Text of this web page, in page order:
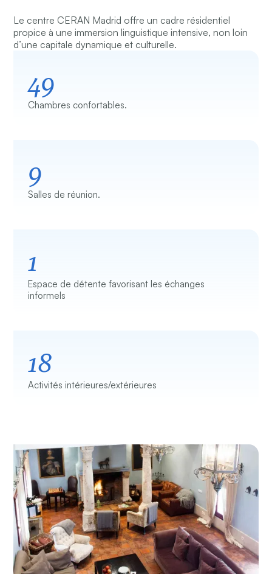
Le centre CERAN Madrid offre un cadre résidentiel
propice à une immersion linguistique intensive, non loin
d’une capitale dynamique et culturelle.
49
Chambres confortables.
9
Salles de réunion.
1
Espace de détente favorisant les échanges
informels
18
Activités intérieures/extérieures